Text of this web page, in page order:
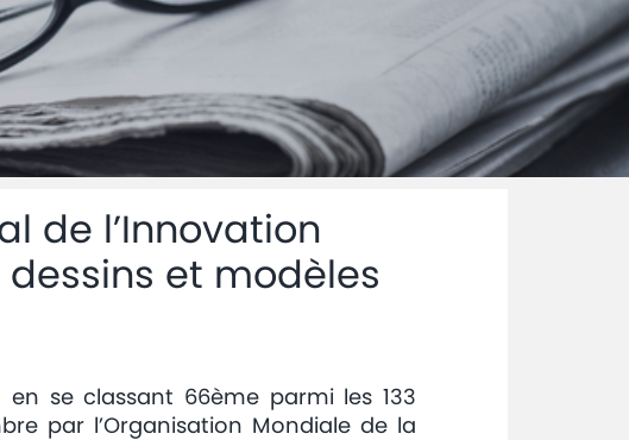
de l’Innovation
et modèles
en se classant 66ème parmi les 133
par l’Organisation Mondiale de la